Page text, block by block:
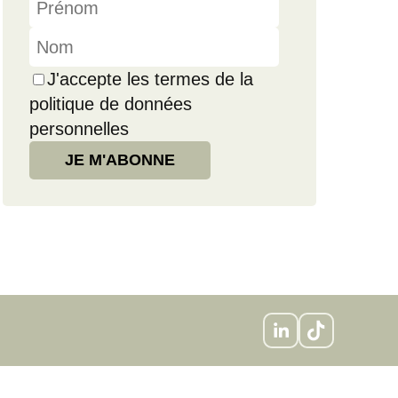
J'accepte les termes de la
politique de données
personnelles